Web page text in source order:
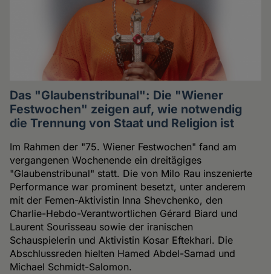
Das "Glaubenstribunal": Die "Wiener
Festwochen" zeigen auf, wie notwendig
die Trennung von Staat und Religion ist
Im Rahmen der "75. Wiener Festwochen" fand am
vergangenen Wochenende ein dreitägiges
"Glaubenstribunal" statt. Die von Milo Rau inszenierte
Performance war prominent besetzt, unter anderem
mit der Femen-Aktivistin Inna Shevchenko, den
Charlie-Hebdo-Verantwortlichen Gérard Biard und
Laurent Sourisseau sowie der iranischen
Schauspielerin und Aktivistin Kosar Eftekhari. Die
Abschlussreden hielten Hamed Abdel-Samad und
Michael Schmidt-Salomon.